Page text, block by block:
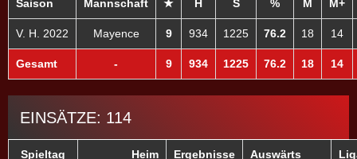
Saison Mannschaft ★ H S % M M+
V. H. 2022 Mayence 9 934 1225 76.2 18 14
Gesamt - 9 934 1225 76.2 18 14
EINSÄTZE: 114
Spieltag Heim Ergebnisse Auswärts